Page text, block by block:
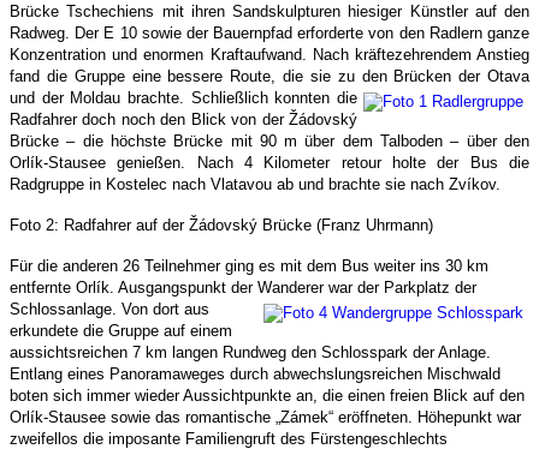
Brücke Tschechiens mit ihren Sandskulpturen hiesiger Künstler auf den
Radweg. Der E 10 sowie der Bauernpfad erforderte von den Radlern ganze
Konzentration und enormen Kraftaufwand. Nach kräftezehrendem Anstieg
fand die Gruppe eine bessere Route, die sie zu den Brücken der Otava
und der Moldau brachte. Schließlich konnten die
Radfahrer doch noch den Blick von der Žádovský
Brücke – die höchste Brücke mit 90 m über dem Talboden – über den
Orlík-Stausee genießen. Nach 4 Kilometer retour holte der Bus die
Radgruppe in Kostelec nach Vlatavou ab und brachte sie nach Zvíkov.
Foto 2: Radfahrer auf der Žádovský Brücke (Franz Uhrmann)
Für die anderen 26 Teilnehmer ging es mit dem Bus weiter ins 30 km
entfernte Orlík. Ausgangspunkt der Wanderer war der Parkplatz der
Schlossanlage. Von dort aus
erkundete die Gruppe auf einem
aussichtsreichen 7 km langen Rundweg den Schlosspark der Anlage.
Entlang eines Panoramaweges durch abwechslungsreichen Mischwald
boten sich immer wieder Aussichtpunkte an, die einen freien Blick auf den
Orlík-Stausee sowie das romantische „Zámek“ eröffneten. Höhepunkt war
zweifellos die imposante Familiengruft des Fürstengeschlechts